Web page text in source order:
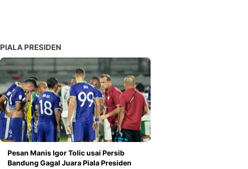
PIALA PRESIDEN
Pesan Manis Igor Tolic usai Persib
Bandung Gagal Juara Piala Presiden